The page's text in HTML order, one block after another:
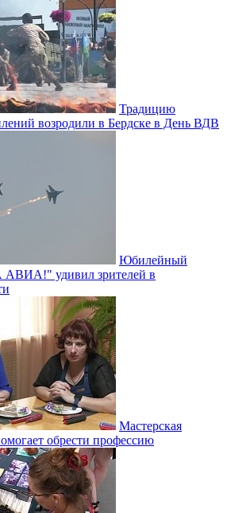
Традицию
возродили в Бердске в День ВДВ
Юбилейный
АВИА!" удивил зрителей в
Мастерская
обрести профессию